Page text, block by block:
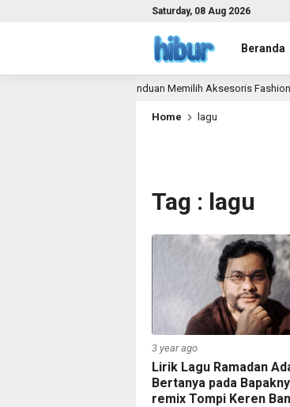
Saturday, 08 Aug 2026
Beranda
Panduan Memilih Aksesoris Fashion
Home lagu
Tag : lagu
3 year ago
Lirik Lagu Ramadan
Bertanya pada
remix Tompi Keren